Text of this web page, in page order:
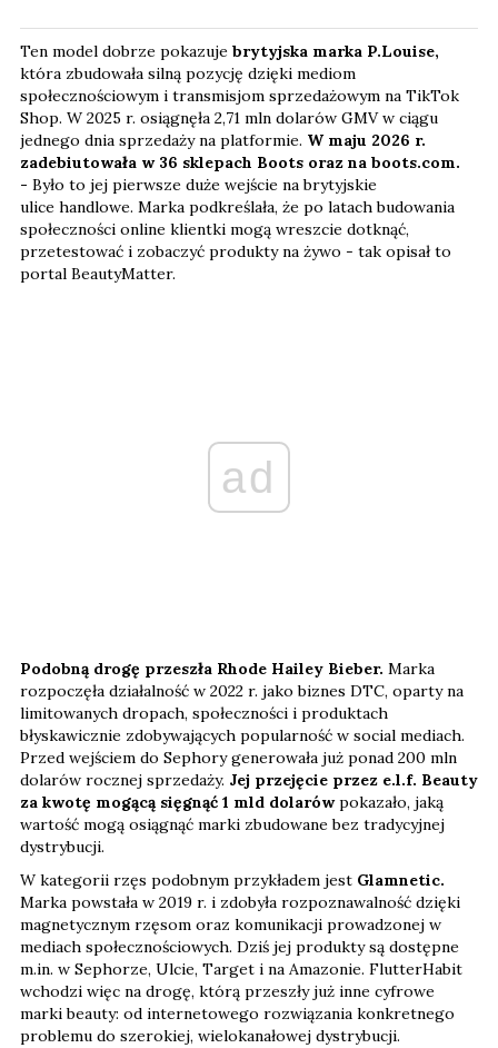
Ten model dobrze pokazuje brytyjska marka P.Louise,
która zbudowała silną pozycję dzięki mediom
społecznościowym i transmisjom sprzedażowym na TikTok
Shop. W 2025 r. osiągnęła 2,71 mln dolarów GMV w ciągu
jednego dnia sprzedaży na platformie. W maju 2026 r.
zadebiutowała w 36 sklepach Boots oraz na boots.com.
- Było to jej pierwsze duże wejście na brytyjskie
ulice handlowe. Marka podkreślała, że po latach budowania
społeczności online klientki mogą wreszcie dotknąć,
przetestować i zobaczyć produkty na żywo - tak opisał to
portal BeautyMatter.
ad
Podobną drogę przeszła Rhode Hailey Bieber. Marka
rozpoczęła działalność w 2022 r. jako biznes DTC, oparty na
limitowanych dropach, społeczności i produktach
błyskawicznie zdobywających popularność w social mediach.
Przed wejściem do Sephory generowała już ponad 200 mln
dolarów rocznej sprzedaży. Jej przejęcie przez e.l.f. Beauty
za kwotę mogącą sięgnąć 1 mld dolarówpokazało, jaką
wartość mogą osiągnąć marki zbudowane bez tradycyjnej
dystrybucji.
W kategorii rzęs podobnym przykładem jest Glamnetic.
Marka powstała w 2019 r. i zdobyła rozpoznawalność dzięki
magnetycznym rzęsom oraz komunikacji prowadzonej w
mediach społecznościowych. Dziś jej produkty są dostępne
m.in. w Sephorze, Ulcie, Target i na Amazonie. FlutterHabit
wchodzi więc na drogę, którą przeszły już inne cyfrowe
marki beauty: od internetowego rozwiązania konkretnego
problemu do szerokiej, wielokanałowej dystrybucji.